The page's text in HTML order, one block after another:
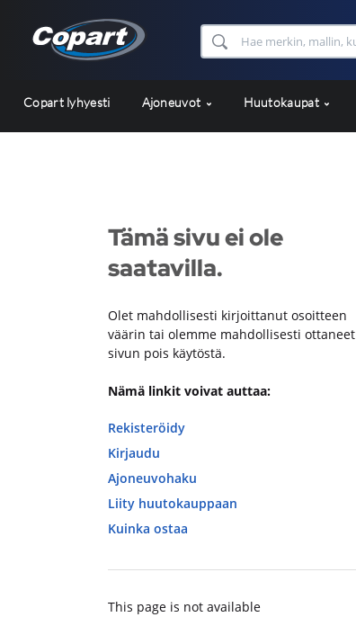
Copart lyhyesti Ajoneuvot Huutokaupat
Tämä sivu ei ole
saatavilla.
Olet mahdollisesti kirjoittanut osoitteen
väärin tai olemme mahdollisesti ottaneet
sivun pois käytöstä.
Nämä linkit voivat auttaa:
Rekisteröidy
Kirjaudu
Ajoneuvohaku
Liity huutokauppaan
Kuinka ostaa
This page is not available